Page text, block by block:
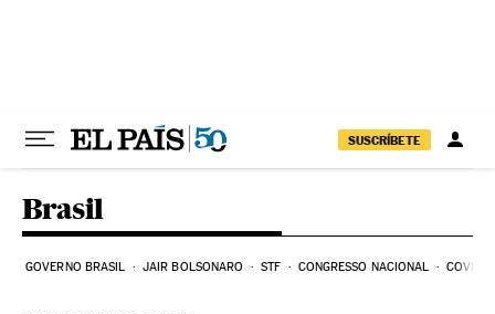
SUSCRÍBETE
Brasil
GOVERNO BRASIL JAIR BOLSONARO STF CONGRESSO NACIONAL COVID-